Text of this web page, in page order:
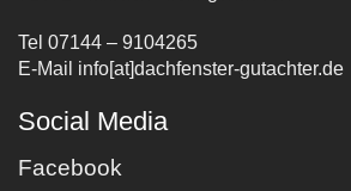
Tel 07144 – 9104265
E-Mail info[at]dachfenster-gutachter.de
Social Media
Facebook